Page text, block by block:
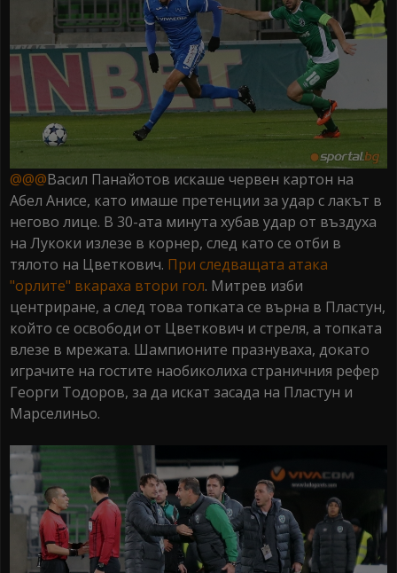
@@@Васил Панайотов искаше червен картон на
Абел Анисе, като имаше претенции за удар с лакът в
негово лице. В 30-ата минута хубав удар от въздуха
на Лукоки излезе в корнер, след като се отби в
тялото на Цветкович. При следващата атака
"орлите" вкараха втори гол. Митрев изби
центриране, а след това топката се върна в Пластун,
който се освободи от Цветкович и стреля, а топката
влезе в мрежата. Шампионите празнуваха, докато
играчите на гостите наобиколиха страничния рефер
Георги Тодоров, за да искат засада на Пластун и
Марселиньо.